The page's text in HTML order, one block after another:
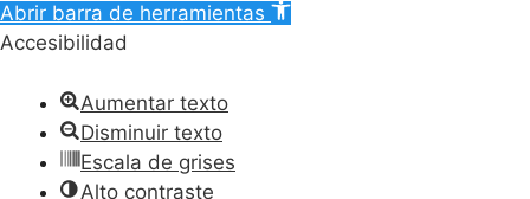
Abrir barra de herramientas
Accesibilidad
Aumentar texto
Disminuir texto
Escala de grises
Alto contraste